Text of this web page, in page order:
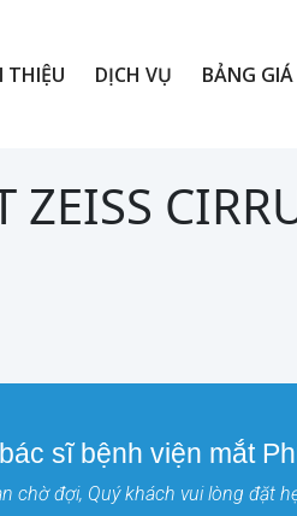
THIỆU DỊCH VỤ BẢNG GIÁ
sĩ bệnh viện mắt
chờ đợi, Quý khách vui lòng đặt